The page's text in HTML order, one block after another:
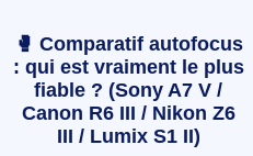
🥊 Comparatif autofocus
: qui est vraiment le plus
fiable ? (Sony A7 V /
Canon R6 III / Nikon Z6
III / Lumix S1 II)